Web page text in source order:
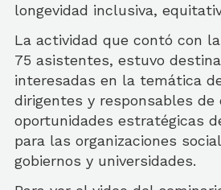
longevidad inclusiva,
La actividad que contó con
75 asistentes, estuvo
interesadas en la temática
dirigentes y responsables
oportunidades estratégicas
para las organizaciones
gobiernos y universidades.